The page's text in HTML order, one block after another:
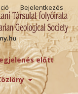
előtt
Bejelentkezés